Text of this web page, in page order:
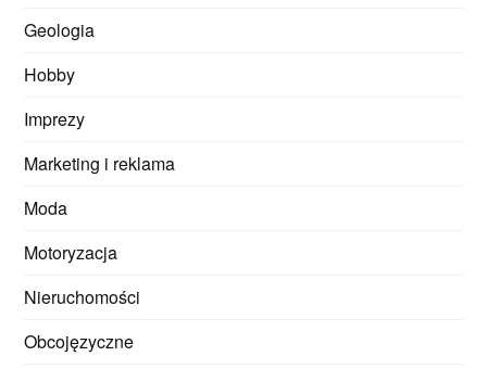
Geologia
Hobby
Imprezy
Marketing i reklama
Moda
Motoryzacja
Nieruchomości
Obcojęzyczne